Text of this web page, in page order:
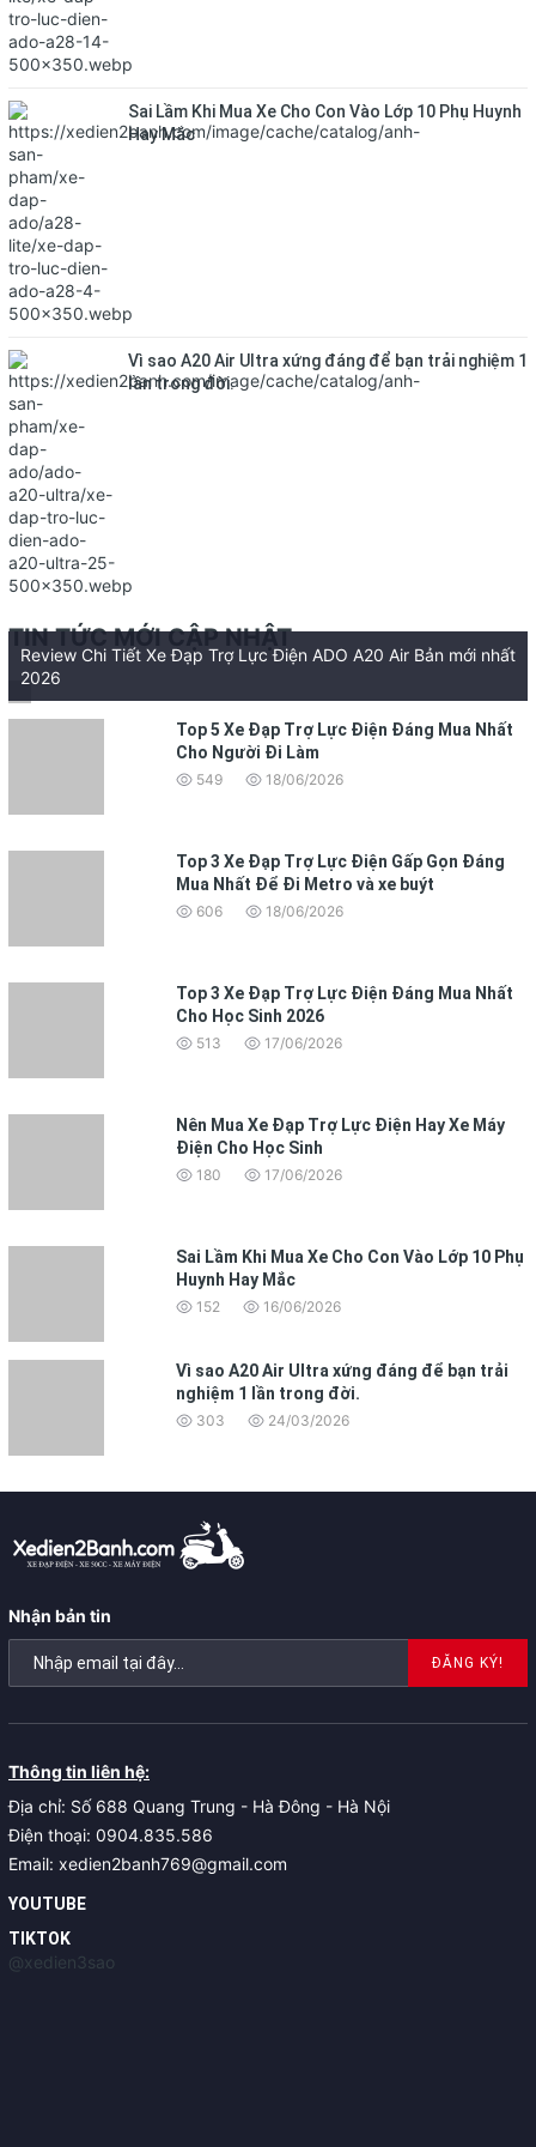
Sai Lầm Khi Mua Xe Cho Con Vào Lớp 10 Phụ Huynh
Hay Mắc
Vì sao A20 Air Ultra xứng đáng để bạn trải nghiệm 1
lần trong đời.
TIN TỨC MỚI CẬP NHẬT
Review Chi Tiết Xe Đạp Trợ Lực Điện ADO A20 Air Bản mới nhất
2026
Top 5 Xe Đạp Trợ Lực Điện Đáng Mua Nhất
Cho Người Đi Làm
549 18/06/2026
Top 3 Xe Đạp Trợ Lực Điện Gấp Gọn Đáng
Mua Nhất Để Đi Metro và xe buýt
606 18/06/2026
Top 3 Xe Đạp Trợ Lực Điện Đáng Mua Nhất
Cho Học Sinh 2026
513 17/06/2026
Nên Mua Xe Đạp Trợ Lực Điện Hay Xe Máy
Điện Cho Học Sinh
180 17/06/2026
Sai Lầm Khi Mua Xe Cho Con Vào Lớp 10 Phụ
Huynh Hay Mắc
152 16/06/2026
Vì sao A20 Air Ultra xứng đáng để bạn trải
nghiệm 1 lần trong đời.
303 24/03/2026
Nhận bản tin
ĐĂNG KÝ!
Thông tin liên hệ:
Địa chỉ: Số 688 Quang Trung - Hà Đông - Hà Nội
Điện thoại: 0904.835.586
Email: xedien2banh769@gmail.com
YOUTUBE
TIKTOK
@xedien3sao